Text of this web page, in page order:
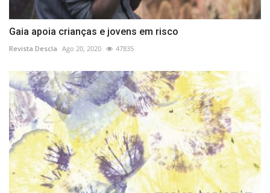
Gaia apoia crianças e jovens em risco
Revista Descla Ago 20, 2020 47835